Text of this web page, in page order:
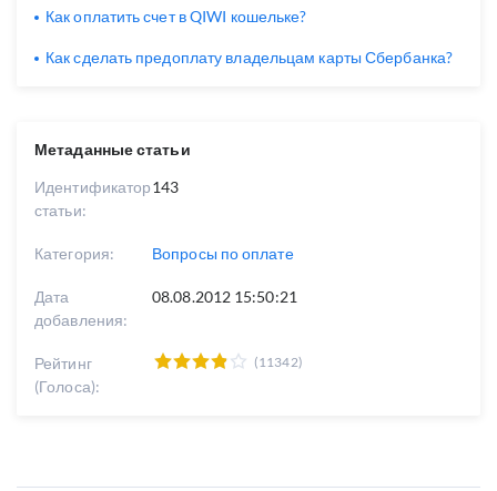
Метаданные статьи
Идентификатор
статьи:
143
Категория: Вопросы по оплате
Дата
добавления:
08.08.2012 15:50:21
Рейтинг
(Голоса):
(11342)
Как оплатить счет в QIWI кошельке?
Как сделать предоплату владельцам карты Сбербанка?